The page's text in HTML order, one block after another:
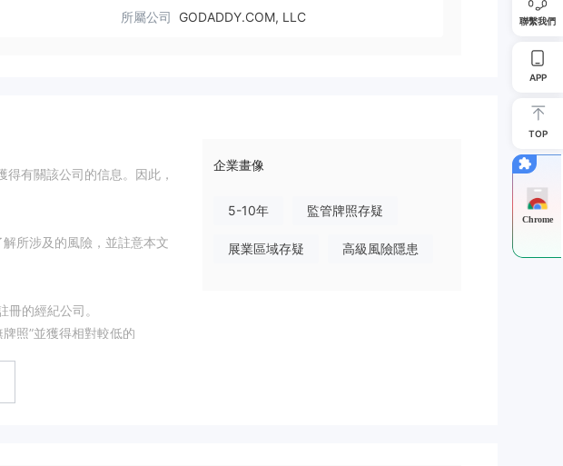
所屬公司 GODADDY.COM, LLC
有關該公司的信息。因此，
所涉及的風險，並註意本文
的經紀公司。
照”並獲得相對較低的
他們的電話號碼、電子郵件
企業畫像
5-10年 監管牌照存疑
展業區域存疑 高級風險隱患
聯繫我們
APP
TOP
Chrome